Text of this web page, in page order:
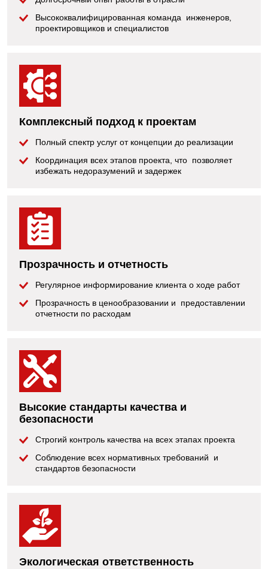
Высококвалифицированная команда инженеров,
проектировщиков и специалистов
Комплексный подход к проектам
Полный спектр услуг от концепции до реализации
Координация всех этапов проекта, что позволяет
избежать недоразумений и задержек
Прозрачность и отчетность
Регулярное информирование клиента о ходе работ
Прозрачность в ценообразовании и предоставлении
отчетности по расходам
Высокие стандарты качества и
безопасности
Строгий контроль качества на всех этапах проекта
Соблюдение всех нормативных требований и
стандартов безопасности
Экологическая ответственность